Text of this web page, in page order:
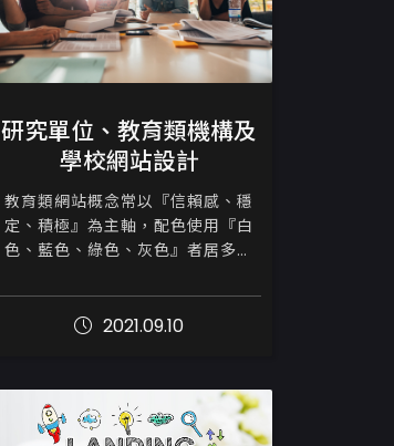
研究單位、教育類機構及
學校網站設計
教育類網站概念常以『信賴感、穩
定、積極』為主軸，配色使用『白
色、藍色、綠色、灰色』者居多，
到明亮、簡潔、乾淨俐落，而符合
教育類網站的主軸。
2021.09.10